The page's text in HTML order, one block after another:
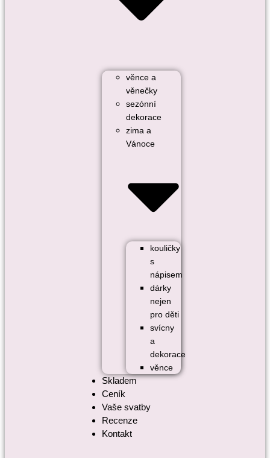
věnce a
věnečky
sezónní
dekorace
zima a
Vánoce
kouličky
s
nápisem
dárky
nejen
pro děti
svícny
a
dekorace
věnce
Skladem
Ceník
Vaše svatby
Recenze
Kontakt